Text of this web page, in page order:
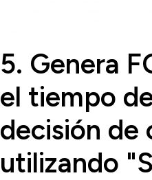
5. Genera
el tiempo
decisión de
utilizando